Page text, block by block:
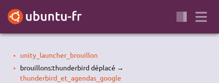
unity_launcher_brouillon
brouillons:thunderbird déplacé →
thunderbird_et_agendas_google